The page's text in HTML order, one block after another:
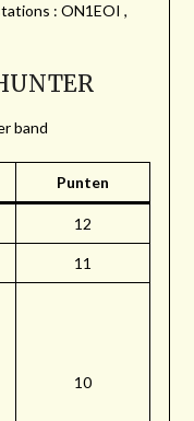
: ON1EOI ,
band
Punten
12
11
10